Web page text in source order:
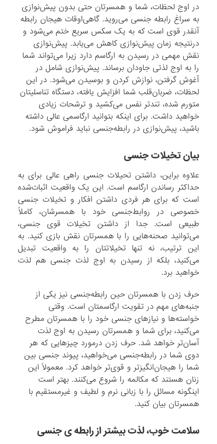
در اوج لحظات، شما و همسرتان حتی بدون پیش‌نوازی
به سراغ رابطه جنسی می‌روید. گاهی‌اوقات هیجان رابطه
آنقدر قوی است که به یک سکس سریع ختم می‌شود و
درنتیجه زمان پیش‌نوازی کاهش می‌یابد. پیش‌نوازی
نقش مهمی در رسیدن به ارگاسم دارد زیرا می‌تواند شما
را به اوج لذتی جاودان برساند. پیش‌نوازی شامل در
آغوش گرفتن‌، نوازش کردن و بوسیدن می‌شود. در این
لحظات، ضربان‌قلب شما افزایش یافته، دستگاه تناسلیتان
متورم شده، تندتر نفس می‌کشید و ترشحات زیادی
خواهید داشت. برای اینکه بتوانید ارگاسمی عالی داشته
باشید، پیش‌نوازی در رابطه‌جنسی نباید فراموش شود.
بیان تخیلات جنسی
علاوه‌ براین، داشتن تحیلات جنسی راهی عالی برای به
حداکثر رساندن ارگاسم است. این یک واقعیت اثبات‌شده
است که برای هر فردی داشتن افکار و تخیلات جنسی
خصوصی در روابط‌جنسی خود با همسرشان، کاملاً
طبیعی است. جدا از داشتن تخیلات قوی جنسی،
می‌توانید صحنه‌هایی را با همسرتان نقش بازی کنید. به
این ترتیب، نه تنها تخیلاتتان را به واقعیت تبدیل
می‌کنید، بلکه از رسیدن به اوج لذت جنسی هم لذت
خواهید برد.
حرف زدن با همسرتان حین رابطه‌جنسی نیز یکی از
جنبه‌های مهم در تقویت ارگاسمتان است. وقتی
خواسته‌ها و نیازهای جنسی خود را با همسرتان مطرح
می‌کنید، برای شما و همسرتان رسیدن به اوج لذت
آسان‌تر خواهد شد. حرف زدن درمورد چیزهایی که هر
دوی شما در رابطه‌جنسی می‌خواهید، پیوند جنسی بین
شما را هیجان‌انگیز‌تر و قوی‌تر خواهد کرد. معمولاً این
زنان هستند که مکالمه را شروع می‌کنند. بهتر است
اینگونه مسائل را با زبانی نرم و لطیف و غیرمستقیم با
همسرتان بیان کنید.
سلامت خوب، لذت بیشتر از رابطه ی جنسی